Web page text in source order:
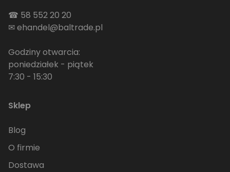
☎ 58 552 20 20
✉ehandel@baltrade.pl
Godziny otwarcia:
poniedziałek - piątek
7:30 - 15:30
Sklep
Blog
O firmie
Dostawa